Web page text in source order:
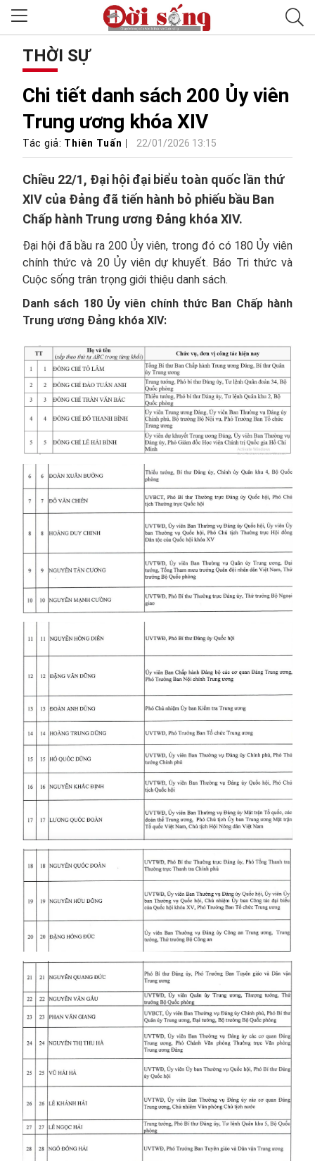
THỜI SỰ
Chi tiết danh sách 200 Ủy viên
Trung ương khóa XIV
Tác giả: Thiên Tuấn 22/01/2026 13:15
Chiều 22/1, Đại hội đại biểu toàn quốc lần thứ
XIV của Đảng đã tiến hành bỏ phiếu bầu Ban
Chấp hành Trung ương Đảng khóa XIV.
Đại hội đã bầu ra 200 Ủy viên, trong đó có 180 Ủy viên
chính thức và 20 Ủy viên dự khuyết. Báo Tri thức và
Cuộc sống trân trọng giới thiệu danh sách.
Danh sách 180 Ủy viên chính thức Ban Chấp hành
Trung ương Đảng khóa XIV: